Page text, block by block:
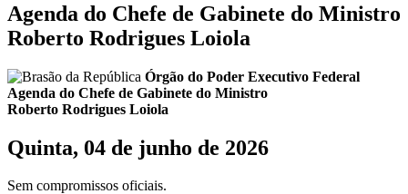
Agenda do Chefe de Gabinete do Ministro
Roberto Rodrigues Loiola
Órgão do Poder Executivo Federal
Agenda do Chefe de Gabinete do Ministro
Roberto Rodrigues Loiola
Quinta, 04 de junho de 2026
Sem compromissos oficiais.